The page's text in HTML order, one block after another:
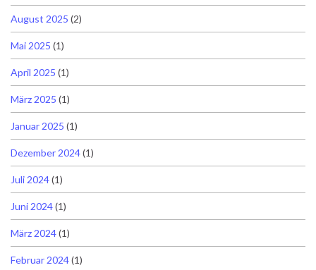
August 2025 (2)
Mai 2025 (1)
April 2025 (1)
März 2025 (1)
Januar 2025 (1)
Dezember 2024(1)
Juli 2024(1)
Juni 2024(1)
März 2024(1)
Februar 2024(1)